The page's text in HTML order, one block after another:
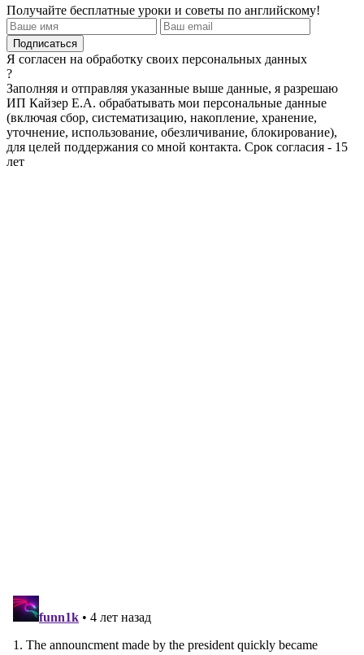
Получайте бесплатные уроки и советы по английскому!
Я согласен на обработку своих персональных данных
?
Заполняя и отправляя указанные выше данные, я разрешаю
ИП Кайзер Е.А. обрабатывать мои персональные данные
(включая сбор, систематизацию, накопление, хранение,
уточнение, использование, обезличивание, блокирование),
для целей поддержания со мной контакта. Срок согласия - 15
лет